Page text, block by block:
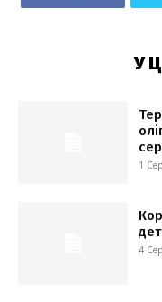
У
1
4